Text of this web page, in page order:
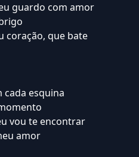
guardo com amor
coração, que bate
cada esquina
vou te encontrar
amor